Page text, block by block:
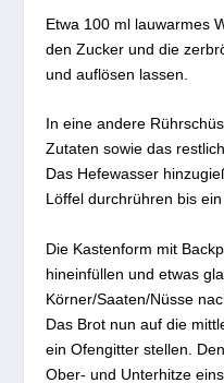
Etwa 100 ml lauwarmes
den Zucker und die
und auflösen lassen.
In eine andere
Zutaten sowie das
Das Hefewasser
Löffel durchrühren bis
Die Kastenform mit
hineinfüllen und etwas
Körner/Saaten/Nüsse
Das Brot nun auf die
ein Ofengitter stellen.
Ober- und Unterhitze